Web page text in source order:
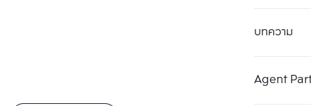
บทความ
Agent